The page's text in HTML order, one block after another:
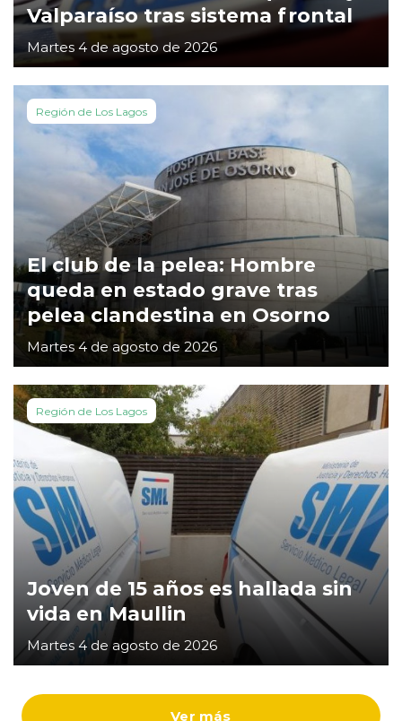
Ver más
Valparaíso tras sistema frontal
Martes 4 de agosto de 2026
Región de Los Lagos
El club de la pelea: Hombre
queda en estado grave tras
pelea clandestina en Osorno
Martes 4 de agosto de 2026
Región de Los Lagos
Joven de 15 años es hallada sin
vida en Maullin
Martes 4 de agosto de 2026